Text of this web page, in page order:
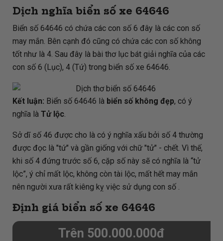
Dịch nghĩa biển số xe 64646
Biển số 64646 có chứa các con số 6 đây là các con số
may mắn. Bên cạnh đó cũng có chứa các con số không
tốt như là 4. Sau đây là bài thơ lục bát giải nghĩa của các
con số 6 (Lục), 4 (Tứ) trong biển số xe 64646.
Kết luận: Biển số 64646 là biển số không đẹp, có ý
nghĩa là Tử lộc.
Sở dĩ số 46 được cho là có ý nghĩa xấu bởi số 4 thường
được đọc là "tứ" và gần giống với chữ "tử" - chết. Vì thế,
khi số 4 đứng trước số 6, cặp số này sẽ có nghĩa là “tử
lộc”, ý chỉ mất lộc, không còn tài lộc, mất hết may mắn
nên người xưa rất kiêng kỵ việc sử dụng con số .
Định giá biển số xe 64646
Trên 500.000.000đ